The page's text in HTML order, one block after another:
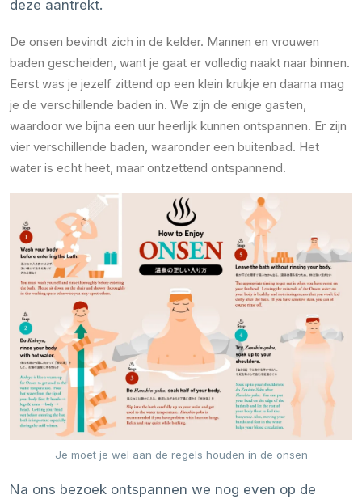
deze aantrekt.
De onsen bevindt zich in de kelder. Mannen en vrouwen
baden gescheiden, want je gaat er volledig naakt naar binnen.
Eerst was je jezelf zittend op een klein krukje en daarna mag
je de verschillende baden in. We zijn de enige gasten,
waardoor we bijna een uur heerlijk kunnen ontspannen. Er zijn
vier verschillende baden, waaronder een buitenbad. Het
water is echt heet, maar ontzettend ontspannend.
Je moet je wel aan de regels houden in de onsen
Na ons bezoek ontspannen we nog even op de